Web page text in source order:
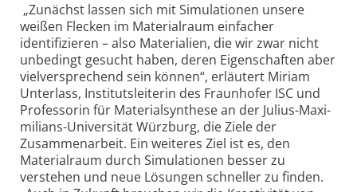
„Zunächst lassen sich mit Simulationen unsere
weißen Flecken im Materialraum einfacher
identifizieren – also Materialien, die wir zwar nicht
unbedingt gesucht haben, deren Eigenschaften aber
vielversprechend sein können“, erläutert Miriam
Unterlass, Institutsleiterin des Fraunhofer ISC und
Professorin für Materialsynthese an der Julius-Maxi­
mi­lians-Uni­ver­si­tät Würzburg, die Ziele der
Zusammenarbeit. Ein weiteres Ziel ist es, den
Materialraum durch Simulationen besser zu
verstehen und neue Lösungen schneller zu finden.